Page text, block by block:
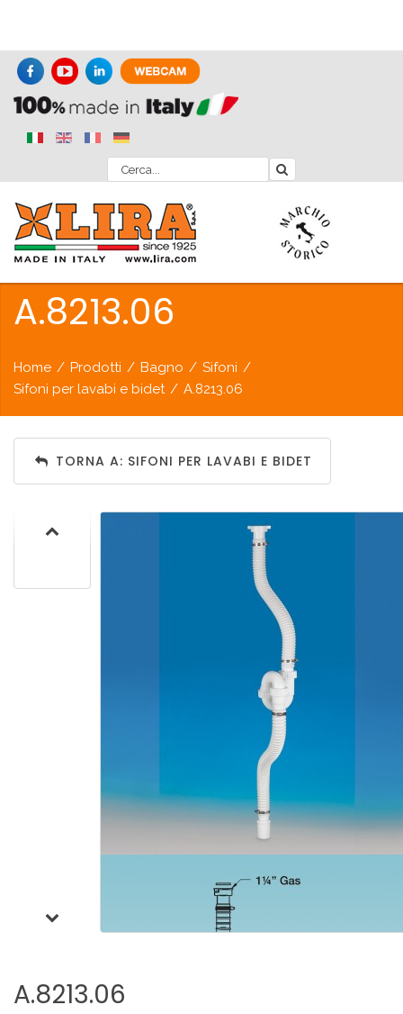
A.8213.06
Home / Prodotti / Bagno / Sifoni /
Sifoni per lavabi e bidet / A.8213.06
TORNA A: SIFONI PER LAVABI E BIDET
A.8213.06